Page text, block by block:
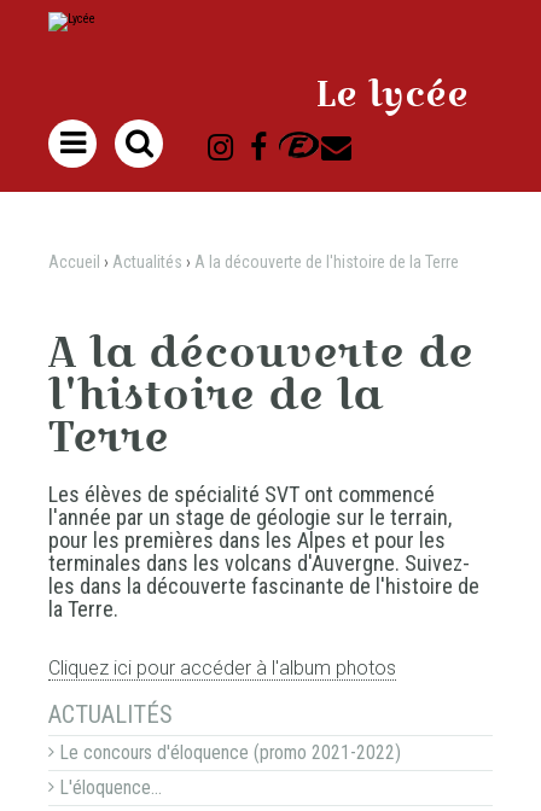
au
contenu.
personnels
Le lycée

Accueil › Actualités › A la découverte de l'histoire de la Terre
A la découverte de
l'histoire de la
Terre
Les élèves de spécialité SVT ont commencé
l'année par un stage de géologie sur le terrain,
pour les premières dans les Alpes et pour les
terminales dans les volcans d'Auvergne. Suivez-
les dans la découverte fascinante de l'histoire de
la Terre.
Cliquez ici pour accéder à l'album photos
NAVIGATION
ACTUALITÉS
Le concours d'éloquence (promo 2021-2022)
L'éloquence...